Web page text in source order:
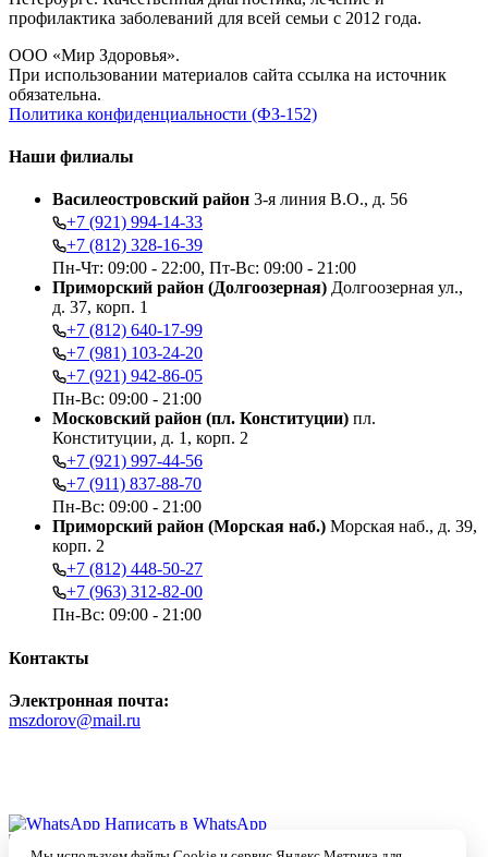
профилактика заболеваний для всей семьи с 2012 года.
ООО «Мир Здоровья».
При использовании материалов сайта ссылка на источник
обязательна.
Политика конфиденциальности (ФЗ-152)
Наши филиалы
Василеостровский район 3-я линия В.О., д. 56
+7 (921) 994-14-33
+7 (812) 328-16-39
Пн-Чт: 09:00 - 22:00, Пт-Вс: 09:00 - 21:00
Приморский район (Долгоозерная) Долгоозерная ул.,
д. 37, корп. 1
+7 (812) 640-17-99
+7 (981) 103-24-20
+7 (921) 942-86-05
Пн-Вс: 09:00 - 21:00
Московский район (пл. Конституции) пл.
Конституции, д. 1, корп. 2
+7 (921) 997-44-56
+7 (911) 837-88-70
Пн-Вс: 09:00 - 21:00
Приморский район (Морская наб.) Морская наб., д. 39,
корп. 2
+7 (812) 448-50-27
+7 (963) 312-82-00
Пн-Вс: 09:00 - 21:00
Контакты
Электронная почта:
mszdorov@mail.ru
Написать в WhatsApp